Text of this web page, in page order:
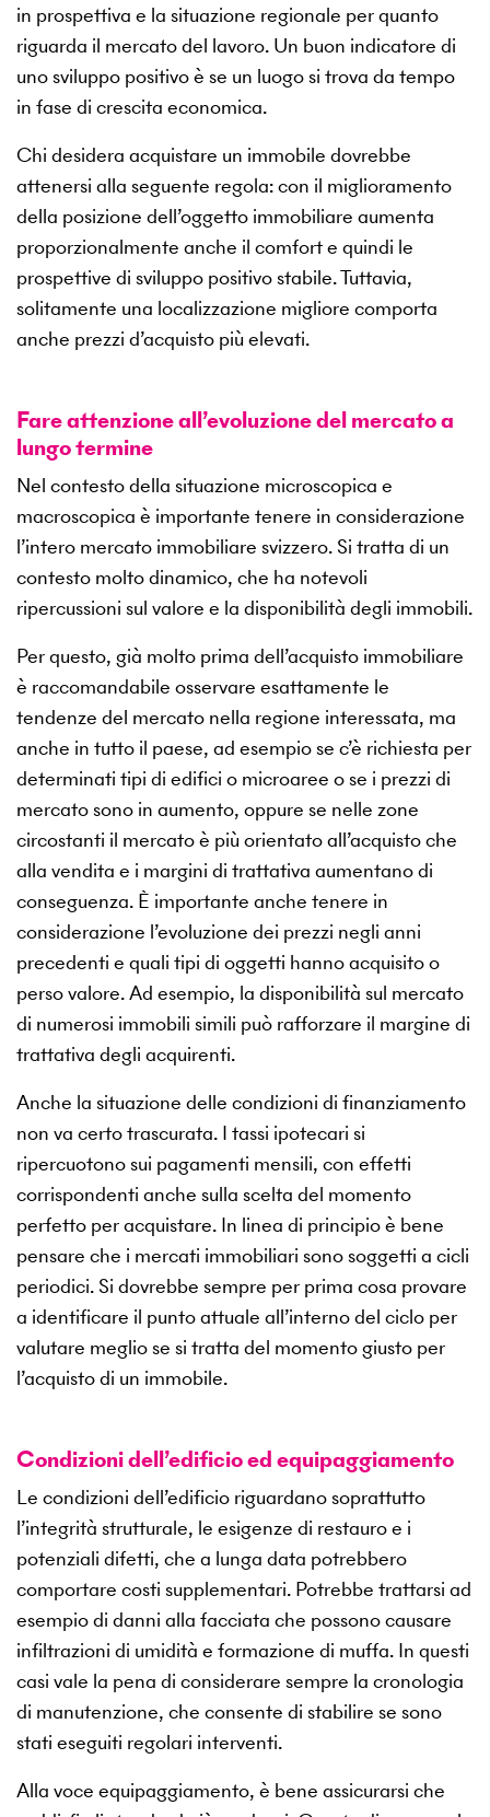
in prospettiva e la situazione regionale per quanto
riguarda il mercato del lavoro. Un buon indicatore di
uno sviluppo positivo è se un luogo si trova da tempo
in fase di crescita economica.
Chi desidera acquistare un immobile dovrebbe
attenersi alla seguente regola: con il miglioramento
della posizione dell’oggetto immobiliare aumenta
proporzionalmente anche il comfort e quindi le
prospettive di sviluppo positivo stabile. Tuttavia,
solitamente una localizzazione migliore comporta
anche prezzi d’acquisto più elevati.
Fare attenzione all’evoluzione del mercato a
lungo termine
Nel contesto della situazione microscopica e
macroscopica è importante tenere in considerazione
l’intero mercato immobiliare svizzero. Si tratta di un
contesto molto dinamico, che ha notevoli
ripercussioni sul valore e la disponibilità degli immobili.
Per questo, già molto prima dell’acquisto immobiliare
è raccomandabile osservare esattamente le
tendenze del mercato nella regione interessata, ma
anche in tutto il paese, ad esempio se c’è richiesta per
determinati tipi di edifici o microaree o se i prezzi di
mercato sono in aumento, oppure se nelle zone
circostanti il mercato è più orientato all’acquisto che
alla vendita e i margini di trattativa aumentano di
conseguenza. È importante anche tenere in
considerazione l’evoluzione dei prezzi negli anni
precedenti e quali tipi di oggetti hanno acquisito o
perso valore. Ad esempio, la disponibilità sul mercato
di numerosi immobili simili può rafforzare il margine di
trattativa degli acquirenti.
Anche la situazione delle condizioni di finanziamento
non va certo trascurata. I tassi ipotecari si
ripercuotono sui pagamenti mensili, con effetti
corrispondenti anche sulla scelta del momento
perfetto per acquistare. In linea di principio è bene
pensare che i mercati immobiliari sono soggetti a cicli
periodici. Si dovrebbe sempre per prima cosa provare
a identificare il punto attuale all’interno del ciclo per
valutare meglio se si tratta del momento giusto per
l’acquisto di un immobile.
Condizioni dell’edificio ed equipaggiamento
Le condizioni dell’edificio riguardano soprattutto
l’integrità strutturale, le esigenze di restauro e i
potenziali difetti, che a lunga data potrebbero
comportare costi supplementari. Potrebbe trattarsi ad
esempio di danni alla facciata che possono causare
infiltrazioni di umidità e formazione di muffa. In questi
casi vale la pena di considerare sempre la cronologia
di manutenzione, che consente di stabilire se sono
stati eseguiti regolari interventi.
Alla voce equipaggiamento, è bene assicurarsi che